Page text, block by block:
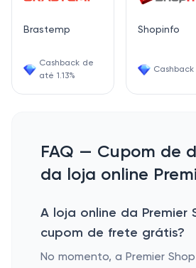
Brastemp
Cashback de
até 1.13%
Shopinfo
Cashback
FAQ — Cupom de
da loja online
A loja online da Premier
cupom de frete grátis?
No momento, a Premier